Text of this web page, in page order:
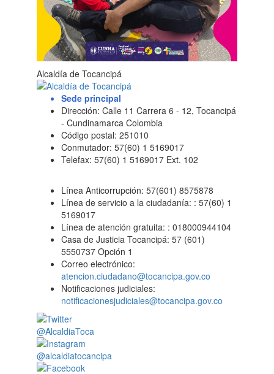
Alcaldía de Tocancipá
Sede principal
Dirección: Calle 11 Carrera 6 - 12, Tocancipá
- Cundinamarca Colombia
Código postal: 251010
Conmutador: 57(60) 1 5169017
Telefax: 57(60) 1 5169017 Ext. 102
Línea Anticorrupción: 57(601) 8575878
Línea de servicio a la ciudadanía: : 57(60) 1
5169017
Línea de atención gratuita: : 018000944104
Casa de Justicia Tocancipá: 57 (601)
5550737 Opción 1
Correo electrónico:
atencion.ciudadano@tocancipa.gov.co
Notificaciones judiciales:
notificacionesjudiciales@tocancipa.gov.co
@AlcaldiaToca
@alcaldiatocancipa